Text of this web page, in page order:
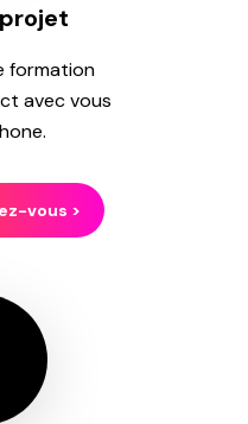
formation
avec vous
vous >